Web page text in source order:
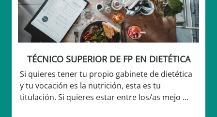
TÉCNICO SUPERIOR DE FP EN DIETÉTICA
Si quieres tener tu propio gabinete de dietética
y tu vocación es la nutrición, esta es tu
titulación. Si quieres estar entre los/as mejo ...